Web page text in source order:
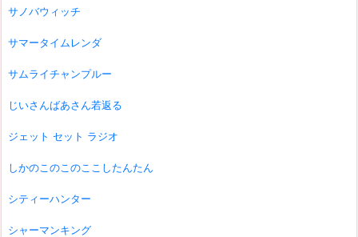
サノバウィッチ
サマータイムレンダ
サムライチャンプルー
じいさんばあさん若返る
ジェット セット ラジオ
しかのこのこのここしたんたん
シティーハンター
シャーマンキング